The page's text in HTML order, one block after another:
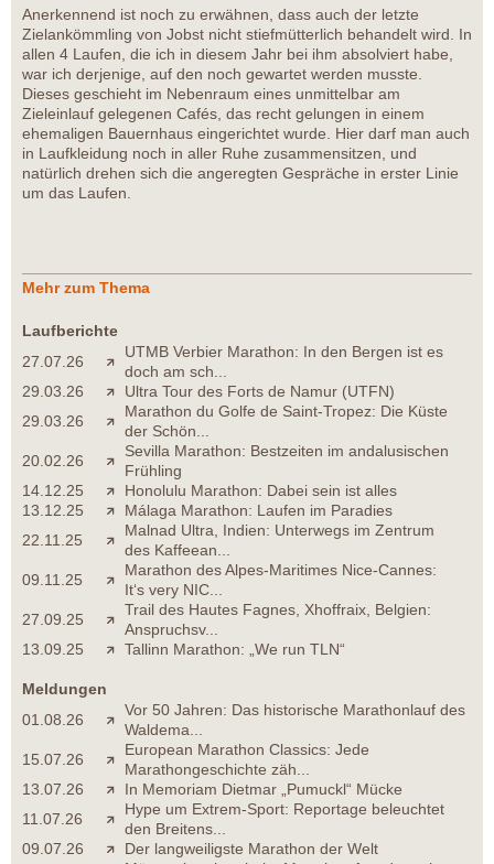
Anerkennend ist noch zu erwähnen, dass auch der letzte
Zielankömmling von Jobst nicht stiefmütterlich behandelt wird. In
allen 4 Laufen, die ich in diesem Jahr bei ihm absolviert habe,
war ich derjenige, auf den noch gewartet werden musste.
Dieses geschieht im Nebenraum eines unmittelbar am
Zieleinlauf gelegenen Cafés, das recht gelungen in einem
ehemaligen Bauernhaus eingerichtet wurde. Hier darf man auch
in Laufkleidung noch in aller Ruhe zusammensitzen, und
natürlich drehen sich die angeregten Gespräche in erster Linie
um das Laufen.
Mehr zum Thema
Laufberichte
27.07.26
UTMB Verbier Marathon: In den Bergen ist es
doch am sch...
29.03.26
Ultra Tour des Forts de Namur (UTFN)
29.03.26
Marathon du Golfe de Saint-Tropez: Die Küste
der Schön...
20.02.26
Sevilla Marathon: Bestzeiten im andalusischen
Frühling
14.12.25
Honolulu Marathon: Dabei sein ist alles
13.12.25
Málaga Marathon: Laufen im Paradies
22.11.25
Malnad Ultra, Indien: Unterwegs im Zentrum
des Kaffeean...
09.11.25
Marathon des Alpes-Maritimes Nice-Cannes:
It‘s very NIC...
27.09.25
Trail des Hautes Fagnes, Xhoffraix, Belgien:
Anspruchsv...
13.09.25
Tallinn Marathon: „We run TLN“
Meldungen
01.08.26
Vor 50 Jahren: Das historische Marathonlauf des
Waldema...
15.07.26
European Marathon Classics: Jede
Marathongeschichte zäh...
13.07.26
In Memoriam Dietmar „Pumuckl“ Mücke
11.07.26
Hype um Extrem-Sport: Reportage beleuchtet
den Breitens...
09.07.26
Der langweiligste Marathon der Welt